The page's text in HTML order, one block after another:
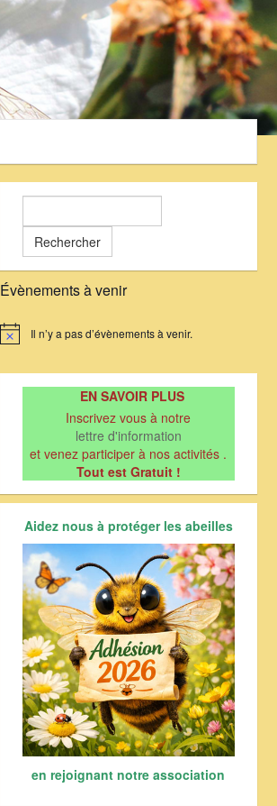
Évènements à venir
Notice Il n’y a pas d’évènements à venir.
EN SAVOIR PLUS
Inscrivez vous à notre
lettre d'information
et venez participer à nos activités .
Tout est Gratuit !
Aidez nous à protéger les abeilles
en rejoignant notre association